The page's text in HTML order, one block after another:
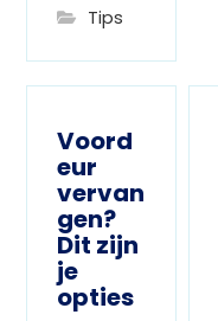
Tips
Voord
eur
vervan
gen?
Dit zijn
je
opties